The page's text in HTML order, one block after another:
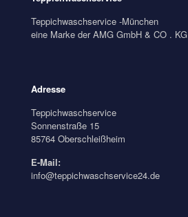
Teppichwaschservice -München
eine Marke der AMG GmbH & CO . KG
Adresse
Teppichwaschservice
Sonnenstraße 15
85764 Oberschleißheim
E-Mail:
info@teppichwaschservice24.de